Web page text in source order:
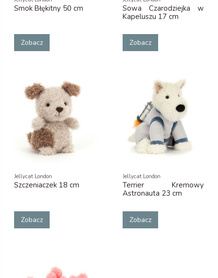
Smok Błękitny 50 cm
Zobacz
Sowa Czarodziejka w
Kapeluszu 17 cm
Zobacz
Jellycat London
Szczeniaczek 18 cm
Zobacz
Jellycat London
Terrier Kremowy
Astronauta 23 cm
Zobacz